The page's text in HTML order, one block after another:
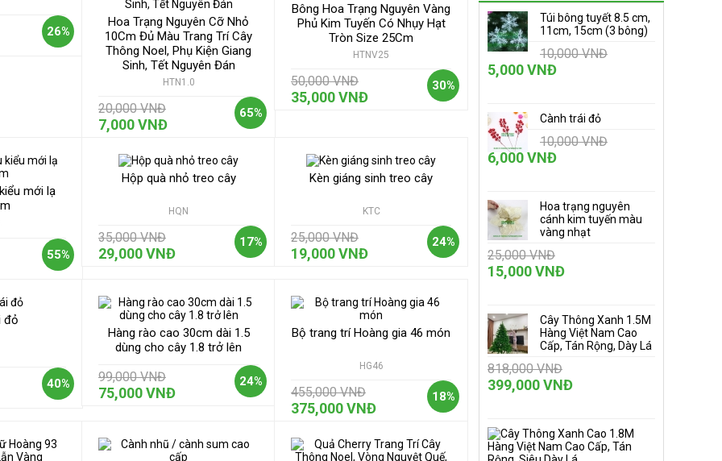
Túi bông tuyết 8.5 cm,
11cm, 15cm (3 bông)
10,000 VNĐ
5,000 VNĐ
Cành trái đỏ
10,000 VNĐ
6,000 VNĐ
Hoa trạng nguyên
cánh kim tuyến màu
vàng nhạt
25,000 VNĐ
15,000 VNĐ
Cây Thông Xanh 1.5M
Hàng Việt Nam Cao
Cấp, Tán Rộng, Dày Lá
818,000 VNĐ
399,000 VNĐ
#giadinhnho #caythonghanoi #phukiennoel
26%
65%
Hoa Trạng Nguyên Cỡ Nhỏ
10Cm Đủ Màu Trang Trí Cây
Thông Noel, Phụ Kiện Giang
Sinh, Tết Nguyên Đán
HTN1.0
20,000 VNĐ
7,000 VNĐ
30%
Bông Hoa Trạng Nguyên Vàng
Phủ Kim Tuyến Có Nhụy Hạt
Tròn Size 25Cm
HTNV25
50,000 VNĐ
35,000 VNĐ
55%
mới lạ
17%
Hộp quà nhỏ treo cây
HQN
35,000 VNĐ
29,000 VNĐ
24%
Kèn giáng sinh treo cây
KTC
25,000 VNĐ
19,000 VNĐ
40%
đỏ
24%
Hàng rào cao 30cm dài 1.5
dùng cho cây 1.8 trở lên
99,000 VNĐ
75,000 VNĐ 18%
Bộ trang trí Hoàng gia 46 món
HG46
455,000 VNĐ
375,000 VNĐ